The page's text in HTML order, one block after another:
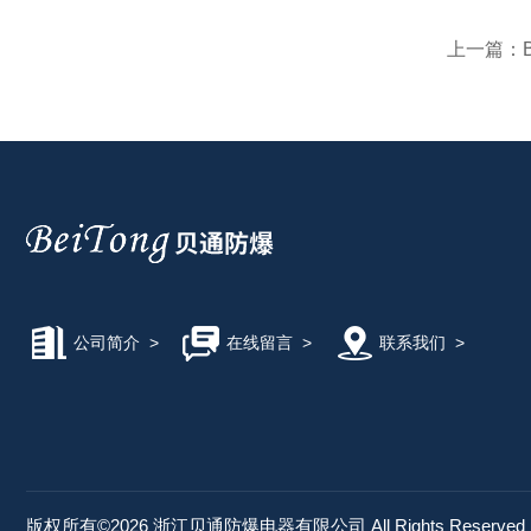
上一篇：
公司简介 > 在线留言> 联系我们 >
版权所有©2026 浙江贝通防爆电器有限公司 All Rights